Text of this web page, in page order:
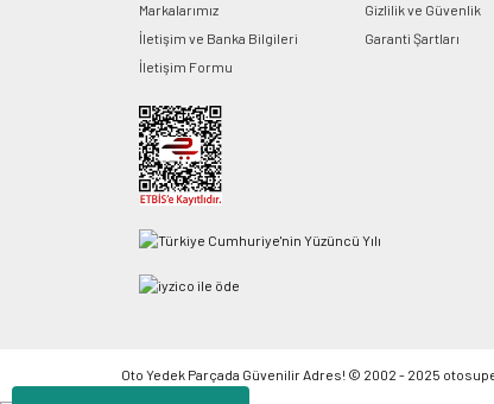
Markalarımız
İletişim ve Banka Bilgileri
İletişim Formu
Gizlilik ve Güvenlik
Garanti Şartları
Oto Yedek Parçada Güvenilir Adres! © 2002 - 2025